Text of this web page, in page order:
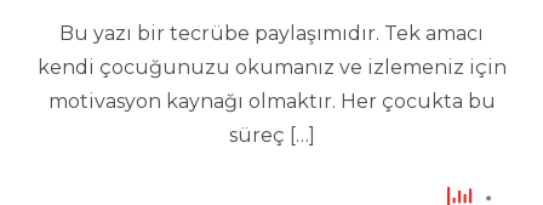
Bu yazı bir tecrübe paylaşımıdır. Tek amacı
kendi çocuğunuzu okumanız ve izlemeniz için
motivasyon kaynağı olmaktır. Her çocukta bu
süreç […]